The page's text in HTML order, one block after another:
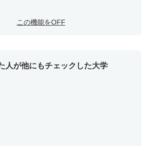
この機能をOFF
人が他にもチェックした大学